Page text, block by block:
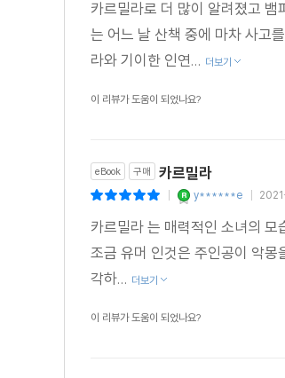
카르밀라로 더 많이 알려졌고
는 어느 날 산책 중에 마차 사고
라와 기이한 인연... 더보기
이 리뷰가 도움이 되었나요?
eBook 구매 카르밀라
y******e
카르밀라 는 매력적인 소녀의
조금 유머 인것은 주인공이 악
각하... 더보기
이 리뷰가 도움이 되었나요?